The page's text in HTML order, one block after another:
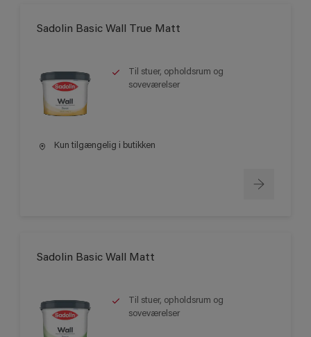
Sadolin Basic Wall True Matt
Til stuer, opholdsrum og
soveværelser
Kun tilgængelig i butikken
Sadolin Basic Wall Matt
Til stuer, opholdsrum og
soveværelser